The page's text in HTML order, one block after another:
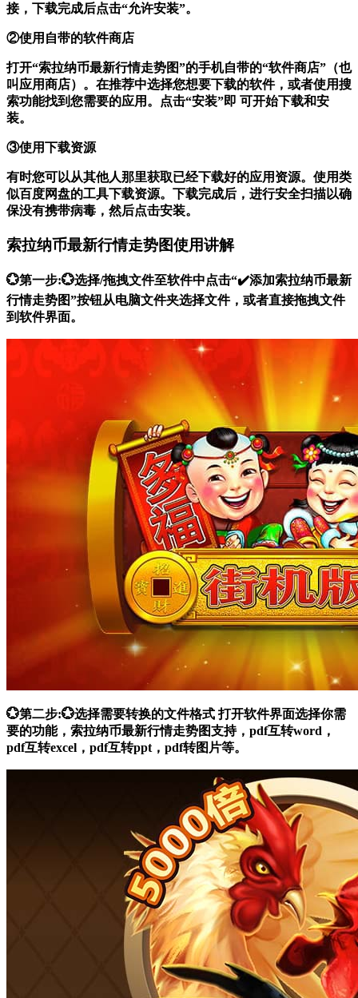
接，下载完成后点击“允许安装”。
②使用自带的软件商店
打开“索拉纳币最新行情走势图”的手机自带的“软件商店”（也
叫应用商店）。在推荐中选择您想要下载的软件，或者使用搜
索功能找到您需要的应用。点击“安装”即 可开始下载和安
装。
③使用下载资源
有时您可以从其他人那里获取已经下载好的应用资源。使用类
似百度网盘的工具下载资源。下载完成后，进行安全扫描以确
保没有携带病毒，然后点击安装。
索拉纳币最新行情走势图使用讲解
💮第一步:💮选择/拖拽文件至软件中点击“✔️添加索拉纳币最新
行情走势图”按钮从电脑文件夹选择文件，或者直接拖拽文件
到软件界面。
💮第二步:💮选择需要转换的文件格式 打开软件界面选择你需
要的功能，索拉纳币最新行情走势图支持，pdf互转word，
pdf互转excel，pdf互转ppt，pdf转图片等。